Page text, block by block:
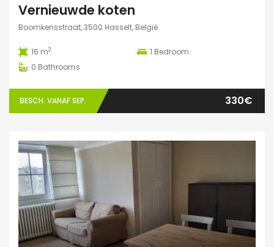
Vernieuwde koten
Boomkensstraat, 3500 Hasselt, België
16 m2 1 Bedroom
0 Bathrooms
BESCH. VANAF SEP. 330€